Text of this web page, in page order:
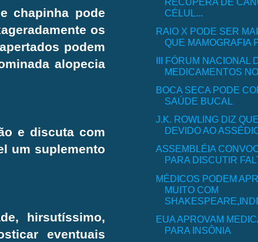
chapinha pode
os
podem
alopecia
e discuta com
um suplemento
hirsutíssimo,
eventuais
CÉLUL...
RAIO X PODE SER
QUE MAMOGRAFIA
III FÓRUM NACIONAL
MEDICAMENTOS
BOCA SECA PODE
SAÚDE BUCAL
J.K. ROWLING DIZ
DEVIDO AO
ASSEMBLÉIA
PARA DISCUTIR
MÉDICOS PODEM
MUITO COM
EUA APROVAM
PARA INSÔNIA